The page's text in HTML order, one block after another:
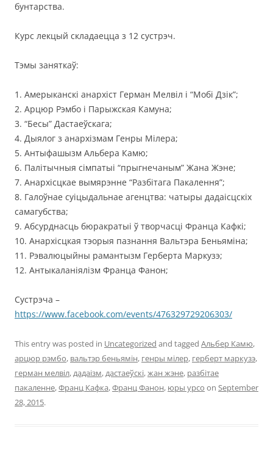
бунтарства.
Курс лекцый складаецца з 12 сустрэч.
Тэмы заняткаў:
1. Амерыканскі анархіст Герман Мелвіл і “Мобі Дзік”;
2. Арцюр Рэмбо і Парыжская Камуна;
3. “Бесы” Дастаеўскага;
4. Дыялог з анархізмам Генры Мілера;
5. Антыфашызм Альбера Камю;
6. Палітычныя сімпатыі “прыгнечаным” Жана Жэне;
7. Анархісцкае вымярэнне “Разбітага Пакалення”;
8. Галоўнае суіцыдальнае агенцтва: чатыры дадаісцскіх
самагубства;
9. Абсурднасць бюракратыі ў творчасці Франца Кафкі;
10. Анархісцкая тэорыя пазнання Вальтэра Беньяміна;
11. Рэвалюцыйны рамантызм Герберта Маркузэ;
12. Антыкаланіялізм Франца Фанон;
Сустрэча –
https://www.facebook.com/events/476329729206303/
This entry was posted in Uncategorized and tagged Альбер Камю,
арцюр рэмбо, вальтэр беньямін, генры мілер, герберт маркузэ,
герман мелвіл,дадаізм,дастаеўскі,жан жэне, разбітае
пакаленне,Франц Кафка,Франц Фанон, юры урсо on September
28, 2015.